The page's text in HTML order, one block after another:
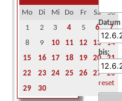
Mo Di Mi Do Fr Sa
So
1
2 3 4 5 6
7
8
9 10 11 12 13
14
15
16 17 18 19 20
21
22
23 24 25 26 27
28
29
30
Datum
bis:
reset